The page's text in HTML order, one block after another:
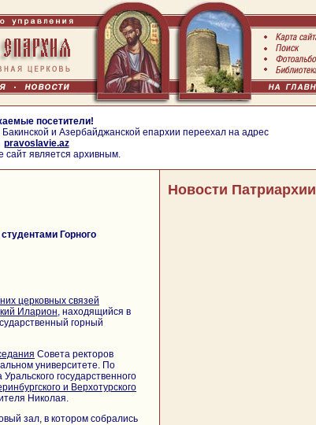
посетители!
и Азербайджанской епархии переехал на адрес
pravoslavie.az
сайт является архивным.
Горного
церковных связей
Иларион, находящийся в
горный
Совета ректоров
университете. По
государственного
и Верхотурского
Николая.
зал, в котором собрались
Новости Патриархии